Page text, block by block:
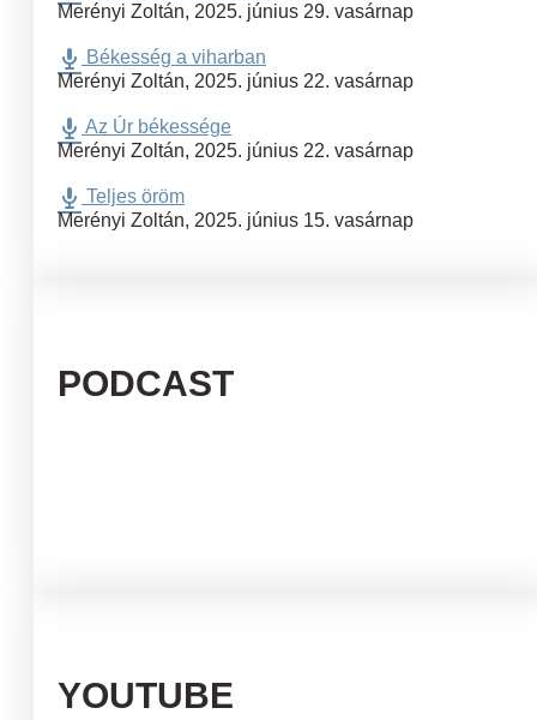
Merényi Zoltán, 2025. június 29. vasárnap
Békesség a viharban
Merényi Zoltán, 2025. június 22. vasárnap
Az Úr békessége
Merényi Zoltán, 2025. június 22. vasárnap
Teljes öröm
Merényi Zoltán, 2025. június 15. vasárnap
PODCAST
YOUTUBE